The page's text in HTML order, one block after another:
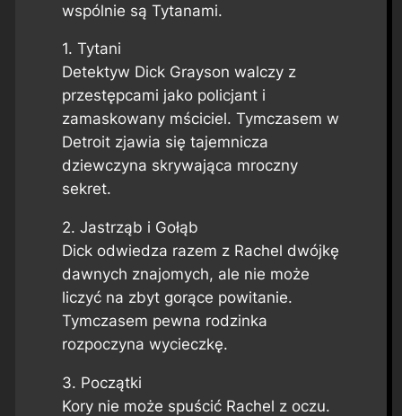
wspólnie są Tytanami.
1. Tytani
Detektyw Dick Grayson walczy z
przestępcami jako policjant i
zamaskowany mściciel. Tymczasem w
Detroit zjawia się tajemnicza
dziewczyna skrywająca mroczny
sekret.
2. Jastrząb i Gołąb
Dick odwiedza razem z Rachel dwójkę
dawnych znajomych, ale nie może
liczyć na zbyt gorące powitanie.
Tymczasem pewna rodzinka
rozpoczyna wycieczkę.
3. Początki
Kory nie może spuścić Rachel z oczu.